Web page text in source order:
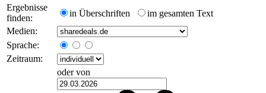
Ergebnisse
finden:
in Überschriften
im gesamten Text
Medien:
Sprache:
Zeitraum:
oder von